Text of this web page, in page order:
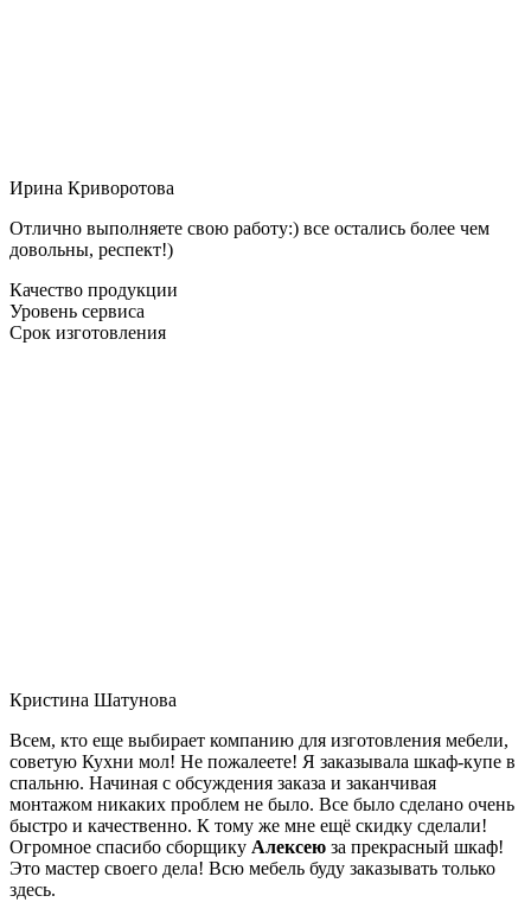
Ирина Криворотова
Отлично выполняете свою работу:) все остались более чем
довольны, респект!)
Качество продукции
Уровень сервиса
Срок изготовления
Кристина Шатунова
Всем, кто еще выбирает компанию для изготовления мебели,
советую Кухни мол! Не пожалеете! Я заказывала шкаф-купе в
спальню. Начиная с обсуждения заказа и заканчивая
монтажом никаких проблем не было. Все было сделано очень
быстро и качественно. К тому же мне ещё скидку сделали!
Огромное спасибо сборщику Алексею за прекрасный шкаф!
Это мастер своего дела! Всю мебель буду заказывать только
здесь.